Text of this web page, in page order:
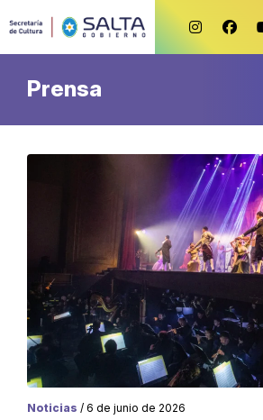
Prensa
Noticias / 6 de junio de 2026